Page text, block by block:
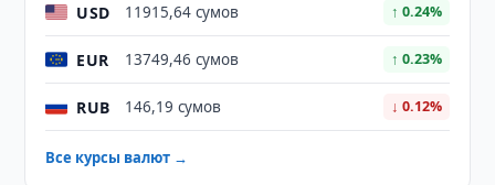
USD 11915,64 сумов ↑ 0.24%
EUR 13749,46 сумов ↑ 0.23%
RUB 146,19 сумов ↓ 0.12%
Все курсы валют →